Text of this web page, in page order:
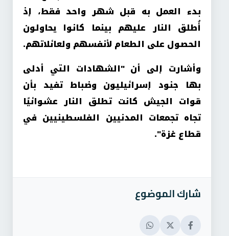
بدء العمل به قبل شهر واحد فقط، إذ
أُطلق النار عليهم بينما كانوا يحاولون
الحصول على الطعام لأنفسهم ولعائلاتهم.
وأشارت إلى أن "الشهادات التي أدلى
بها جنود إسرائيليون وضباط تفيد بأن
قوات الجيش كانت تطلق النار عشوائيًا
تجاه تجمعات المدنيين الفلسطينيين في
قطاع غزة".
شارك الموضوع